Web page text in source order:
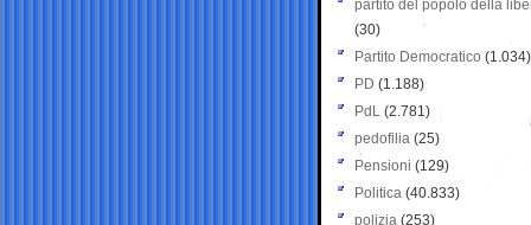
partito del popolo della
(30)
Partito Democratico (1.034)
PD (1.188)
PdL (2.781)
pedofilia (25)
Pensioni (129)
Politica (40.833)
polizia (253)